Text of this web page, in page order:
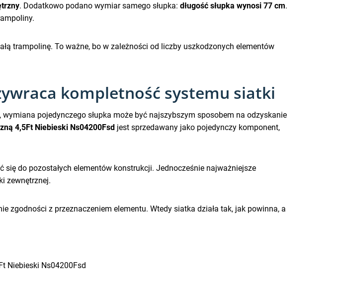
. Dodatkowo podano wymiar samego słupka: długość słupka wynosi 77 cm.
trampolinę. To ważne, bo w zależności od liczby uszkodzonych elementów
kompletność systemu siatki
pojedynczego słupka może być najszybszym sposobem na odzyskanie
4,5Ft Niebieski Ns04200Fsd jest sprzedawany jako pojedynczy komponent,
się do pozostałych elementów konstrukcji. Jednocześnie najważniejsze
zewnętrznej.
zgodności z przeznaczeniem elementu. Wtedy siatka działa tak, jak powinna, a
Niebieski Ns04200Fsd